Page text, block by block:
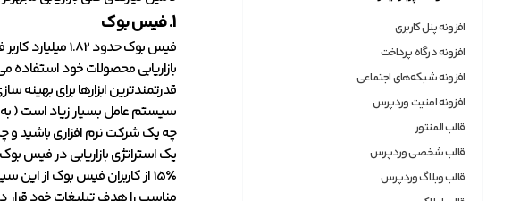
افزونه پنل کاربری
افزونه درگاه پرداخت
افزونه شبکه‌های اجتماعی
افزونه امنیت وردپرس
قالب المنتور
قالب شخصی وردپرس
قالب وبلاگ وردپرس
1. فیس بوک
بازاریابی محصولات خود
قدرتمندترین ابزارها برای
سیستم عامل بسیار زیاد است ( به
چه یک شرکت نرم افزاری باشید و
یک استراتژی بازاریابی در فیس
15٪ از کاربران فیس بوک از